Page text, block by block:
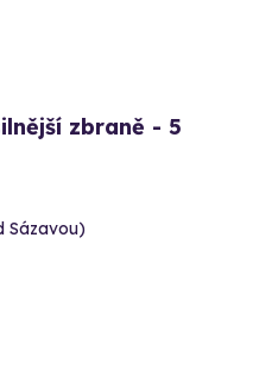
zbraně - 5
Sázavou)